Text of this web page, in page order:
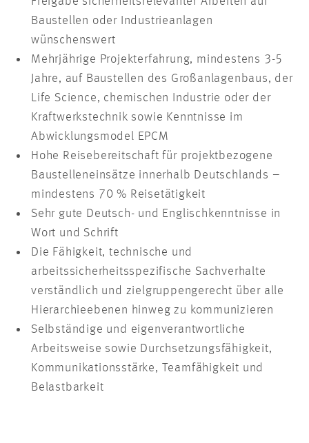
Baustellen oder Industrieanlagen
wünschenswert
Mehrjährige Projekterfahrung, mindestens 3-5
Jahre, auf Baustellen des Großanlagenbaus, der
Life Science, chemischen Industrie oder der
Kraftwerkstechnik sowie Kenntnisse im
Abwicklungsmodel EPCM
Hohe Reisebereitschaft für projektbezogene
Baustelleneinsätze innerhalb Deutschlands –
mindestens 70 % Reisetätigkeit
Sehr gute Deutsch- und Englischkenntnisse in
Wort und Schrift
Die Fähigkeit, technische und
arbeitssicherheitsspezifische Sachverhalte
verständlich und zielgruppengerecht über alle
Hierarchieebenen hinweg zu kommunizieren
Selbständige und eigenverantwortliche
Arbeitsweise sowie Durchsetzungsfähigkeit,
Kommunikationsstärke, Teamfähigkeit und
Belastbarkeit